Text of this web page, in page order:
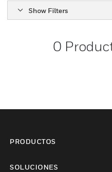
Show Filters
0
PRODUCTOS
SOLUCIONES